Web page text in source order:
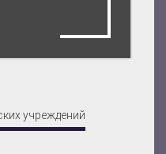
учреждений